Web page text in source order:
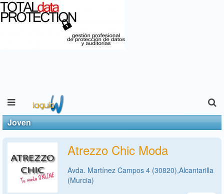
Joven
Atrezzo Chic Moda
Avda. Martínez Campos 4 (30820),Alcantarilla
(Murcia)